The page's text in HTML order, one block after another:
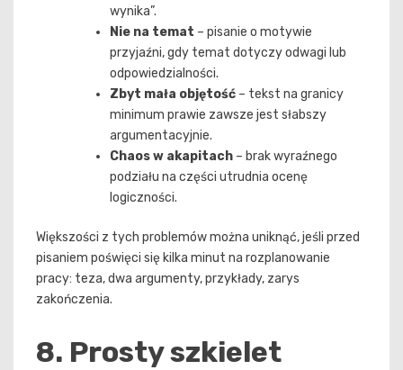
wynika”.
Nie na temat – pisanie o motywie
przyjaźni, gdy temat dotyczy odwagi lub
odpowiedzialności.
Zbyt mała objętość – tekst na granicy
minimum prawie zawsze jest słabszy
argumentacyjnie.
Chaos w akapitach – brak wyraźnego
podziału na części utrudnia ocenę
logiczności.
Większości z tych problemów można uniknąć, jeśli przed
pisaniem poświęci się kilka minut na rozplanowanie
pracy: teza, dwa argumenty, przykłady, zarys
zakończenia.
8. Prosty szkielet